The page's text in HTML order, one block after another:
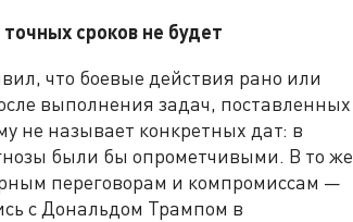
сроков не будет
что боевые действия рано или
выполнения задач, поставленных
не называет конкретных дат: в
были бы опрометчивыми. В то же
переговорам и компромиссам —
с Дональдом Трампом в